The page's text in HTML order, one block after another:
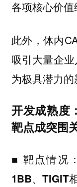
各项核心价值
此外，体内
吸引大量企
为极具潜力的
开发成熟度
靶点成突围
■ 靶点情况
1BB、TIGIT